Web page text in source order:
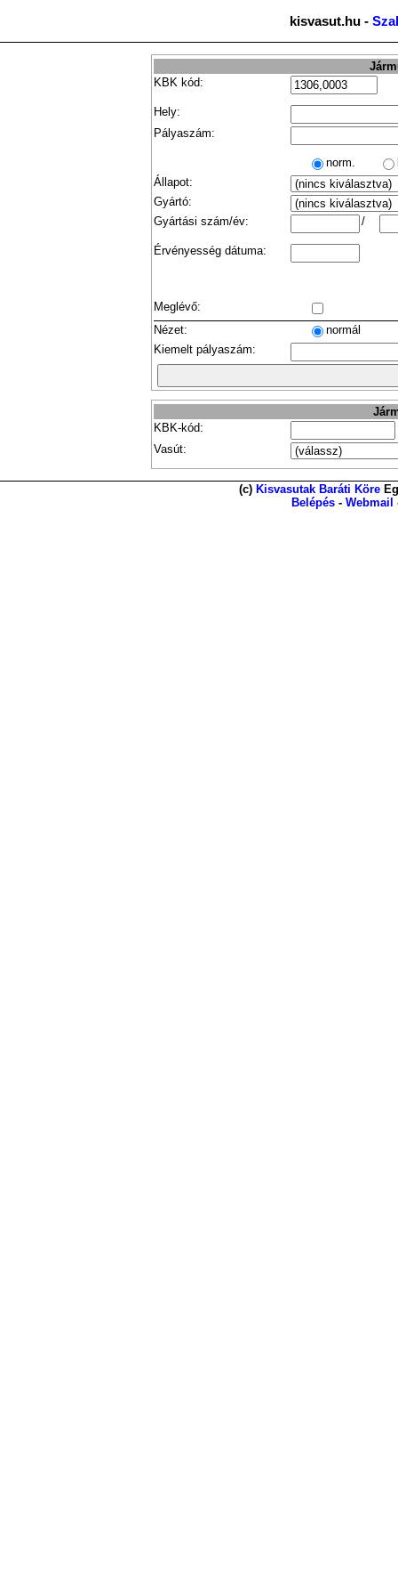
kisvasut.hu -
KBK kód:
Hely:
Pályaszám:
norm.
Állapot:
Gyártó:
Gyártási szám/év:
/
Érvényesség dátuma:
Meglévő:
Nézet:
normál
Kiemelt pályaszám:
KBK-kód:
Vasút:
(c) Kisvasutak Baráti Köre
Belépés - Webmail